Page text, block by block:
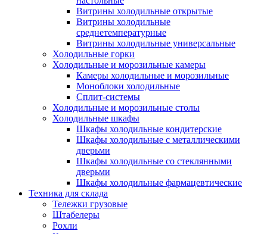
Витрины холодильные открытые
Витрины холодильные
среднетемпературные
Витрины холодильные универсальные
Холодильные горки
Холодильные и морозильные камеры
Камеры холодильные и морозильные
Моноблоки холодильные
Сплит-системы
Холодильные и морозильные столы
Холодильные шкафы
Шкафы холодильные кондитерские
Шкафы холодильные с металлическими
дверьми
Шкафы холодильные со стеклянными
дверьми
Шкафы холодильные фармацевтические
Техника для склада
Тележки грузовые
Штабелеры
Рохли